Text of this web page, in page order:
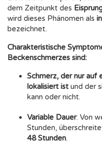
dem Zeitpunkt des
wird dieses Phänomen als
bezeichnet.
Charakteristische
Beckenschmerzes sind:
Schmerz, der nur auf
lokalisiert ist und der
kann oder nicht.
Variable Dauer: Von
Stunden,
48 Stunden.